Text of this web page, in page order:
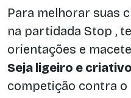
Para melhorar suas
na partidada Stop ,
orientações e
Seja ligeiro e
competição contra o